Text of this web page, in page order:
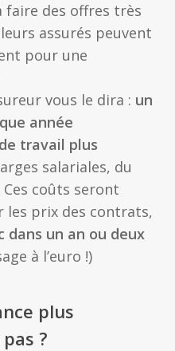
faire des offres très
assurés peuvent
pour une
vous le dira : un
année
travail plus
salariales, du
coûts seront
les prix des contrats,
un an ou deux
à l’euro !)
plus
?